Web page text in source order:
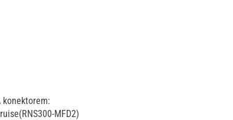
konektorem:
MFD2)